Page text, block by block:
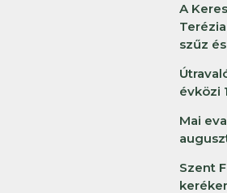
A
szűz
évközi
Mai
Szent